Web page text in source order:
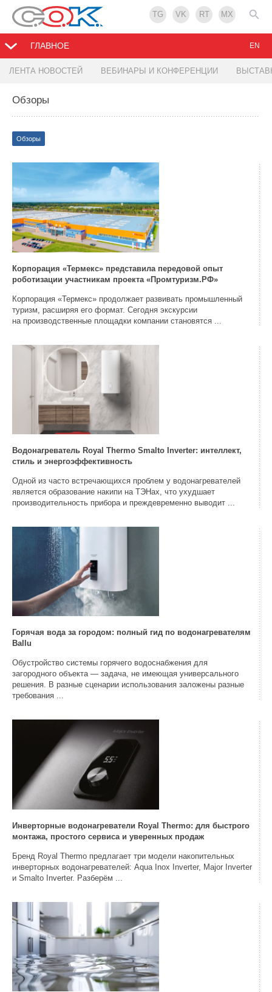
TG VK RT MX
ГЛАВНОЕ
ЛЕНТА НОВОСТЕЙ ВЕБИНАРЫ И КОНФЕРЕНЦИИ
EN
Обзоры
Выбрать все
Новинки
Технологии
Обзоры
Корпорация «Термекс» представила передовой опыт
роботизации участникам проекта «Промтуризм.РФ»
Корпорация «Термекс» продолжает развивать промышленный
туризм, расширяя его формат. Сегодня экскурсии
на производственные площадки компании становятся ...
Водонагреватель Royal Thermo Smalto Inverter: интеллект,
стиль и энергоэффективность
Одной из часто встречающихся проблем у водонагревателей
является образование накипи на ТЭНах, что ухудшает
производительность прибора и преждевременно выводит ...
Горячая вода за городом: полный гид по водонагревателям
Ballu
Обустройство системы горячего водоснабжения для
загородного объекта — задача, не имеющая универсального
решения. В разные сценарии использования заложены разные
требования ...
Инверторные водонагреватели Royal Thermo: для быстрого
монтажа, простого сервиса и уверенных продаж
Бренд Royal Thermo предлагает три модели накопительных
инверторных водонагревателей: Aqua Inox Inverter, Major Inverter
и Smalto Inverter. Разберём ...